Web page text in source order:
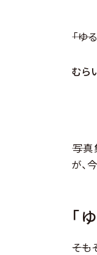
――「
むら
――写
が、
「
――そ